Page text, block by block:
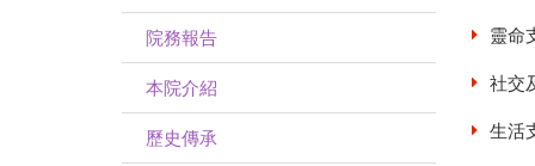
靈命
社交
生活
院務報告
本院介紹
歷史傳承